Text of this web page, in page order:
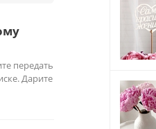
передать
Дарите